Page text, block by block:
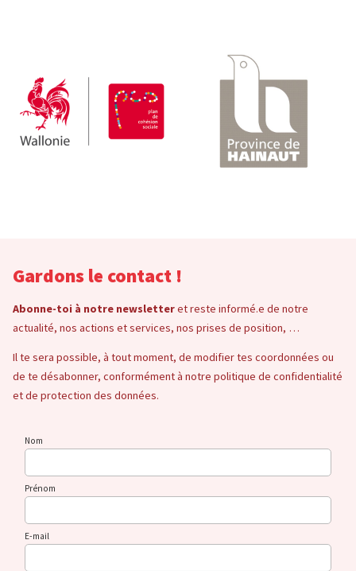
Gardons le contact !
Abonne-toi à notre newsletteret reste informé.e de notre
actualité, nos actions et services, nos prises de position, …
Il te sera possible, à tout moment, de modifier tes coordonnées ou
de te désabonner, conformément à notre politique de confidentialité
et de protection des données.
Nom
Prénom
E-mail